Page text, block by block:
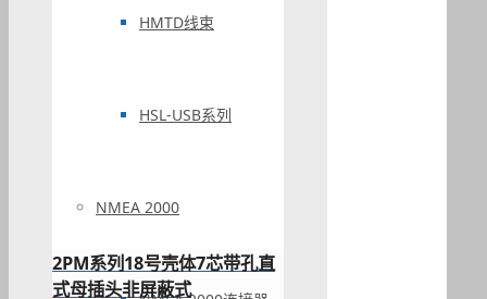
HMTD线束
HSL-USB系列
NMEA 2000
2PM系列18号壳体7芯带孔直
式母插头非屏蔽式